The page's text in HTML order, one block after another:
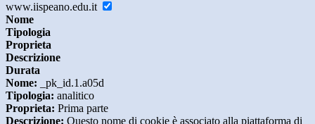
www.iispeano.edu.it
Nome
Tipologia
Proprieta
Descrizione
Durata
Nome: _pk_id.1.a05d
Tipologia: analitico
Proprieta: Prima parte
Descrizione: Questo nome di cookie è associato alla piattaforma di